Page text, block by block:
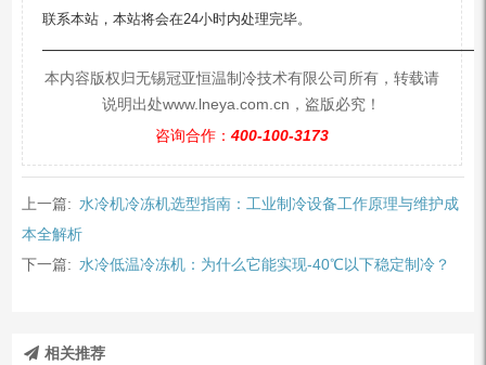
联系本站，本站将会在24小时内处理完毕。
本内容版权归无锡冠亚恒温制冷技术有限公司所有，转载请
说明出处www.lneya.com.cn，盗版必究！
咨询合作： 400-100-3173
上一篇: 水冷机冷冻机选型指南：工业制冷设备工作原理与维护成
本全解析
下一篇: 水冷低温冷冻机：为什么它能实现-40℃以下稳定制冷？
相关推荐